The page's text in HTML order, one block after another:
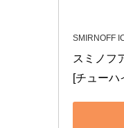
SMIRNOFF
スミノフ
[チューハ